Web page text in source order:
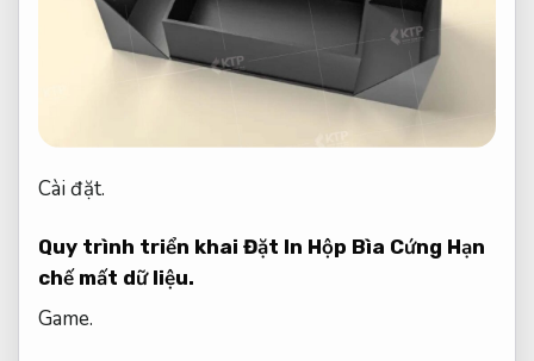
Cài đặt.
Quy trình triển khai Đặt In Hộp Bìa Cứng Hạn
chế mất dữ liệu.
Game.